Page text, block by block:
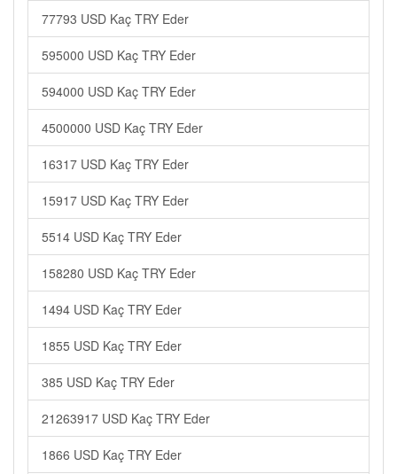
77793 USD Kaç TRY Eder
595000 USD Kaç TRY Eder
594000 USD Kaç TRY Eder
4500000 USD Kaç TRY Eder
16317 USD Kaç TRY Eder
15917 USD Kaç TRY Eder
5514 USD Kaç TRY Eder
158280 USD Kaç TRY Eder
1494 USD Kaç TRY Eder
1855 USD Kaç TRY Eder
385 USD Kaç TRY Eder
21263917 USD Kaç TRY Eder
1866 USD Kaç TRY Eder